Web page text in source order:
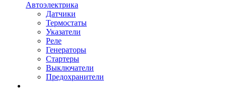
Автоэлектрика
Датчики
Термостаты
Указатели
Реле
Генераторы
Стартеры
Выключатели
Предохранители